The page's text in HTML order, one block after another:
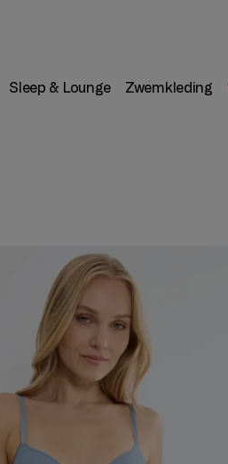
Sleep & Lounge Zwemkleding